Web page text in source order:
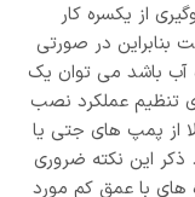
از یکسره کار
در صورتی
آب باشد می توان یک
تنظیم عملکرد نصب
از پمپ های جتی یا
این نکته ضروری
های با عمق کم مورد